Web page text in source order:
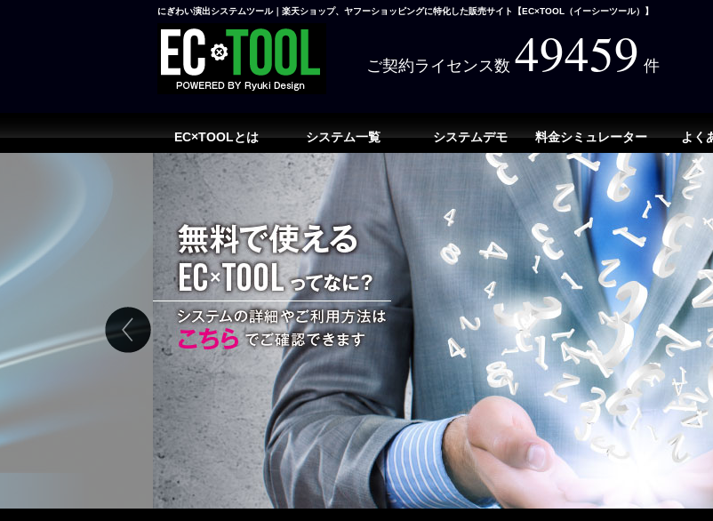
にぎわい演出システムツール｜楽天ショップ、ヤフーショッピングに特化した販売サイト【EC×TOOL（イーシーツール）】
ご契約ライセンス数 49459 件
EC×TOOLとは システム一覧 システムデモ 料金シミュレーター よく